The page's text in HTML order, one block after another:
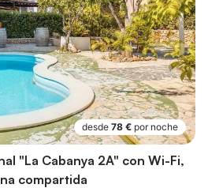
desde 78 € por noche
"La Cabanya 2A" con Wi-Fi,
compartida